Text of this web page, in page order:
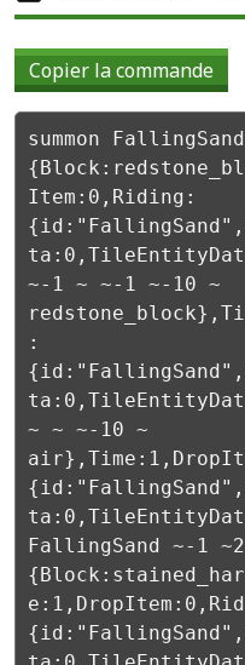
Copier la commande